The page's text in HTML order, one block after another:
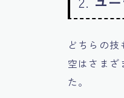
どちらの
空はさまざ
た。